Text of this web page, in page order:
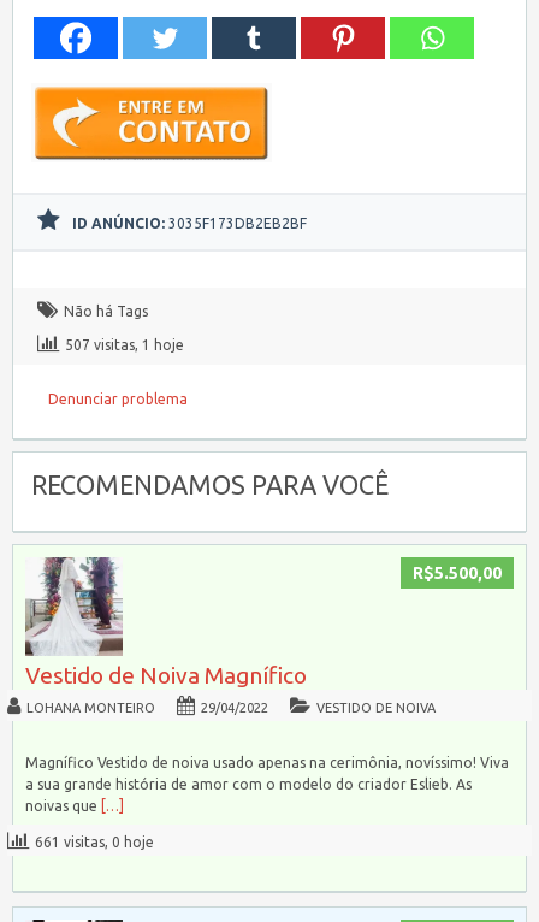
ID ANÚNCIO: 3035F173DB2EB2BF
Não há Tags
507 visitas, 1 hoje
Denunciar problema
RECOMENDAMOS PARA VOCÊ
R$5.500,00
Vestido de Noiva Magnífico
LOHANA MONTEIRO 29/04/2022 VESTIDO DE NOIVA
Magnífico Vestido de noiva usado apenas na cerimônia, novíssimo! Viva
a sua grande história de amor com o modelo do criador Eslieb. As
noivas que […]
661 visitas, 0 hoje